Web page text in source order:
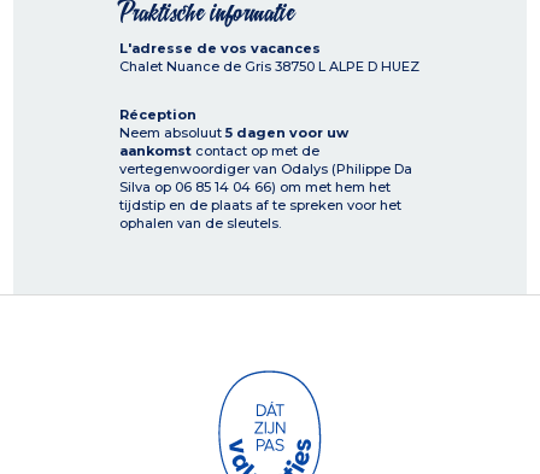
Praktische informatie
L'adresse de vos vacances
Chalet Nuance de Gris 38750 L ALPE D HUEZ
Réception
Neem absoluut 5 dagen voor uw
aankomst contact op met de
vertegenwoordiger van Odalys (Philippe Da
Silva op 06 85 14 04 66) om met hem het
tijdstip en de plaats af te spreken voor het
ophalen van de sleutels.